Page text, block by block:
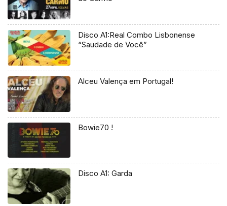
Disco A1:Real Combo Lisbonense
“Saudade de Você”
Alceu Valença em Portugal!
Bowie70 !
Disco A1: Garda